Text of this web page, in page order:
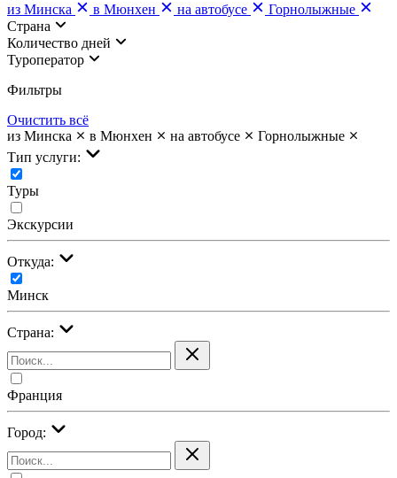
из Минска
в Мюнхен на автобусе
Горнолыжные
Страна
Количество дней
Туроператор
Фильтры
Очистить всё
из Минска
в Мюнхен на автобусе
Горнолыжные
Тип услуги:
Туры
Экскурсии
Откуда:
Минск
Страна:
Франция
Город: